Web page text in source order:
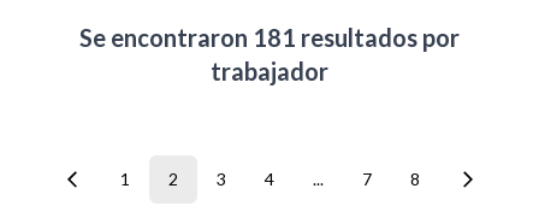
Se encontraron 181 resultados por
trabajador
1 2 3 4 ... 7 8